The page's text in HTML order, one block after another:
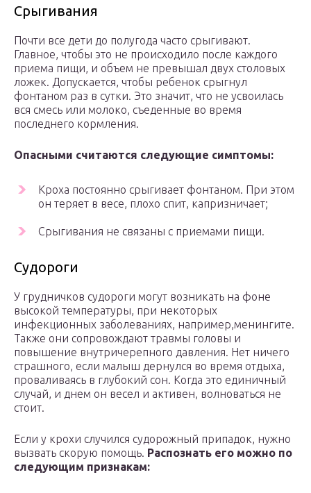
Срыгивания
Почти все дети до полугода часто срыгивают.
Главное, чтобы это не происходило после каждого
приема пищи, и объем не превышал двух столовых
ложек. Допускается, чтобы ребенок срыгнул
фонтаном раз в сутки. Это значит, что не усвоилась
вся смесь или молоко, съеденные во время
последнего кормления.
Опасными считаются следующие симптомы:
Кроха постоянно срыгивает фонтаном. При этом
он теряет в весе, плохо спит, капризничает;
Срыгивания не связаны с приемами пищи.
Судороги
У грудничков судороги могут возникать на фоне
высокой температуры, при некоторых
инфекционных заболеваниях, например,менингите.
Также они сопровождают травмы головы и
повышение внутричерепного давления. Нет ничего
страшного, если малыш дернулся во время отдыха,
проваливаясь в глубокий сон. Когда это единичный
случай, и днем он весел и активен, волноваться не
стоит.
Если у крохи случился судорожный припадок, нужно
вызвать скорую помощь. Распознать его можно по
следующим признакам: